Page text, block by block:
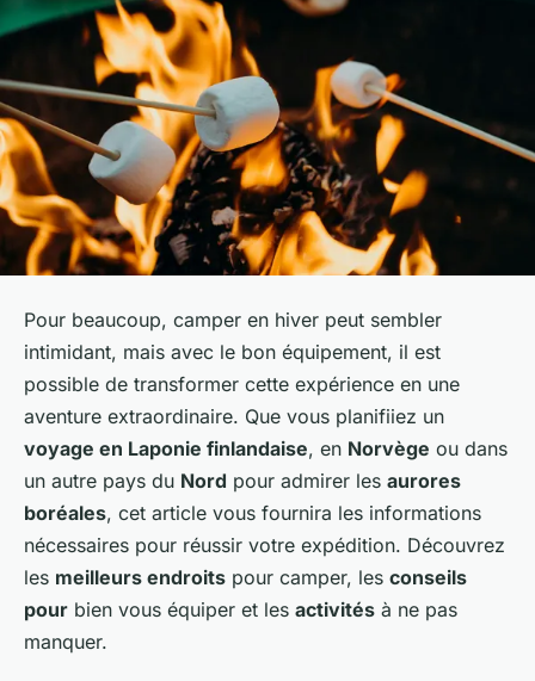
Pour beaucoup, camper en hiver peut sembler
intimidant, mais avec le bon équipement, il est
possible de transformer cette expérience en une
aventure extraordinaire. Que vous planifiiez un
voyage en Laponie finlandaise, en Norvège ou dans
un autre pays du Nord pour admirer les aurores
boréales, cet article vous fournira les informations
nécessaires pour réussir votre expédition. Découvrez
les meilleurs endroits pour camper, les conseils
pour bien vous équiper et les activités à ne pas
manquer.